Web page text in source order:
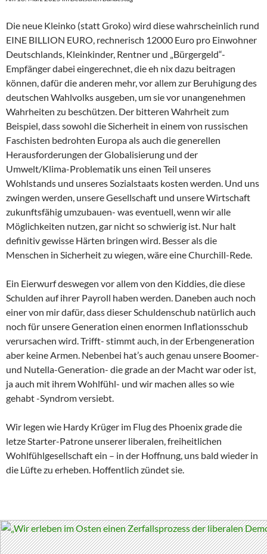
Die neue Kleinko (statt Groko) wird diese wahrscheinlich rund
EINE BILLION EURO, rechnerisch 12000 Euro pro Einwohner
Deutschlands, Kleinkinder, Rentner und „Bürgergeld“-
Empfänger dabei eingerechnet, die eh nix dazu beitragen
können, dafür die anderen mehr, vor allem zur Beruhigung des
deutschen Wahlvolks ausgeben, um sie vor unangenehmen
Wahrheiten zu beschützen. Der bitteren Wahrheit zum
Beispiel, dass sowohl die Sicherheit in einem von russischen
Faschisten bedrohten Europa als auch die generellen
Herausforderungen der Globalisierung und der
Umwelt/Klima-Problematik uns einen Teil unseres
Wohlstands und unseres Sozialstaats kosten werden. Und uns
zwingen werden, unsere Gesellschaft und unsere Wirtschaft
zukunftsfähig umzubauen- was eventuell, wenn wir alle
Möglichkeiten nutzen, gar nicht so schwierig ist. Nur halt
definitiv gewisse Härten bringen wird. Besser als die
Menschen in Sicherheit zu wiegen, wäre eine Churchill-Rede.
Ein Eierwurf deswegen vor allem von den Kiddies, die diese
Schulden auf ihrer Payroll haben werden. Daneben auch noch
einer von mir dafür, dass dieser Schuldenschub natürlich auch
noch für unsere Generation einen enormen Inflationsschub
verursachen wird. Trifft- stimmt auch, in der Erbengeneration
aber keine Armen. Nebenbei hat’s auch genau unsere Boomer-
und Nutella-Generation- die grade an der Macht war oder ist,
ja auch mit ihrem Wohlfühl- und wir machen alles so wie
gehabt -Syndrom versiebt.
Wir legen wie Hardy Krüger im Flug des Phoenix grade die
letze Starter-Patrone unserer liberalen, freiheitlichen
Wohlfühlgesellschaft ein – in der Hoffnung, uns bald wieder in
die Lüfte zu erheben. Hoffentlich zündet sie.